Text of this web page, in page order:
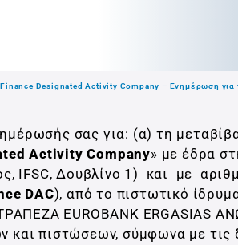
Designated Αctivity Company – Eνημέρωση
σας για: (α) τη
Activity Company» με έδρα
IFSC, Δουβλίνο 1) και με
DAC), από το πιστωτικό
EUROBANK ERGASIAS
και πιστώσεων, σύμφωνα με